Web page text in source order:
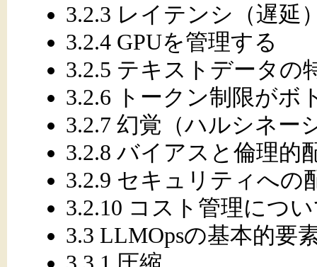
3.2.3 レイテンシ（遅延
3.2.4 GPUを管理する
3.2.5 テキストデータの
3.2.6 トークン制限がボ
3.2.7 幻覚（ハルシネー
3.2.8 バイアスと倫理的
3.2.9 セキュリティへの
3.2.10 コスト管理につ
3.3 LLMOpsの基本的要